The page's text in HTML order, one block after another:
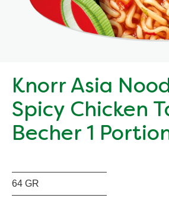
Knorr Asia
Spicy Chicken
Becher 1
64 GR